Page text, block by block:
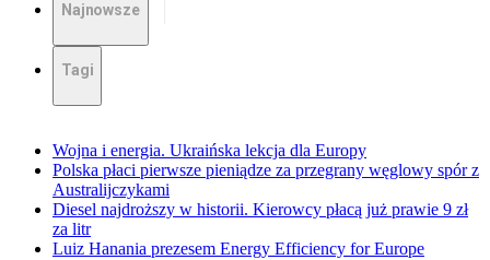
Najnowsze
Tagi
Wojna i energia. Ukraińska lekcja dla Europy
Polska płaci pierwsze pieniądze za przegrany węglowy spór z
Australijczykami
Diesel najdroższy w historii. Kierowcy płacą już prawie 9 zł
za litr
Luiz Hanania prezesem Energy Efficiency for Europe